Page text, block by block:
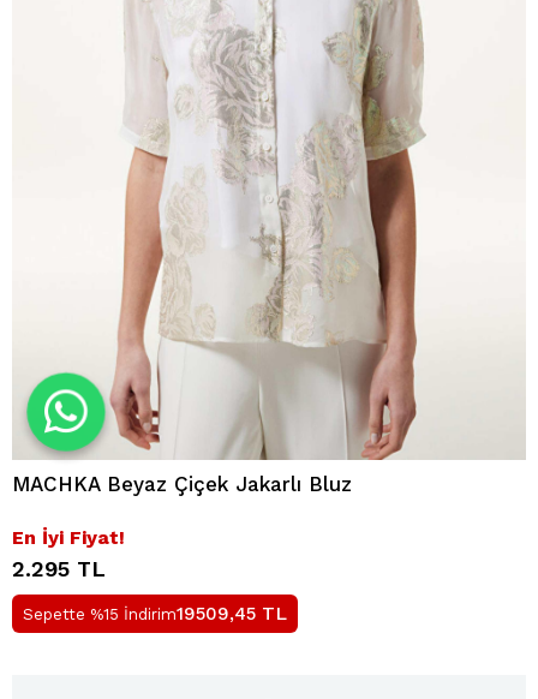
MACHKA Beyaz Çiçek Jakarlı Bluz
En İyi Fiyat!
2.295 TL
Sepette %15 İndirim19509,45 TL